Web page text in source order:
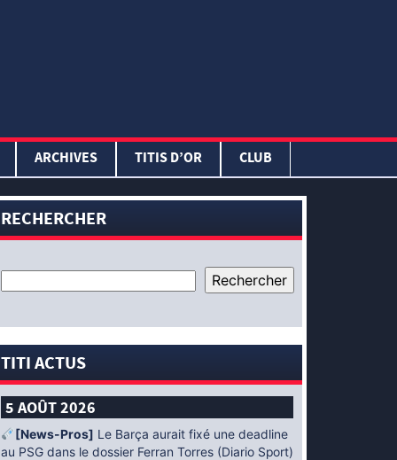
ARCHIVES TITIS D’OR CLUB
RECHERCHER
TITI ACTUS
5 AOÛT 2026
[News-Pros] Le Barça aurait fixé une deadline
au PSG dans le dossier Ferran Torres (Diario Sport)